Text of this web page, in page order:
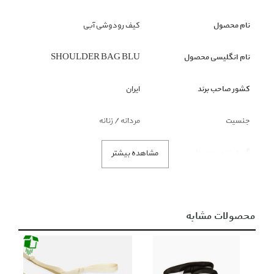
مشاهده بیشتر
نام محصول کیف رودوشی آبی
نام انگلیسی محصول SHOULDER BAG BLU
کشور صاحب برند ایران
جنسیت مردانه / زنانه
کیف
رنگ محصول
محصولات مشابه